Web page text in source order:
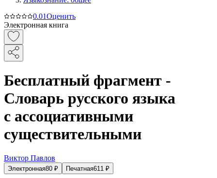
0.01Оценить
Электронная книга
Бесплатный фрагмент -
Словарь русского языка
с ассоциативными
существительными
Виктор Павлов
Электронная80 ₽ Печатная611 ₽